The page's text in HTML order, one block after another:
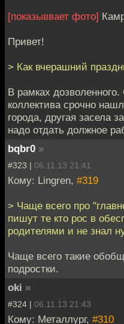
[показыввает фото]
Привет!
> Как вчерашний
В рамках дозволенного.
коллектива срочно
города, другая засела
надо отдать должное
bqbr0 »
#323 | 06.11.13 21:41
Кому: Lingren, #319
> Чаще всего про
пишут те кто рос в
родителями и не знал
Чаще всего такие
подростки.
oki »
#324 | 06.11.13 21:43
Кому: Металлург, #310